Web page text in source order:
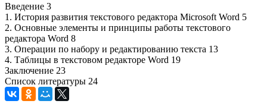
Введение 3
1. История развития текстового редактора Microsoft Word 5
2. Основные элементы и принципы работы текстового
редактора Word 8
3. Операции по набору и редактированию текста 13
4. Таблицы в текстовом редакторе Word 19
Заключение 23
Список литературы 24